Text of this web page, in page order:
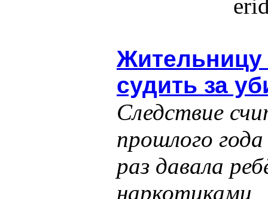
Жительницу
судить за
Следствие
прошлого
раз давала
наркотиками